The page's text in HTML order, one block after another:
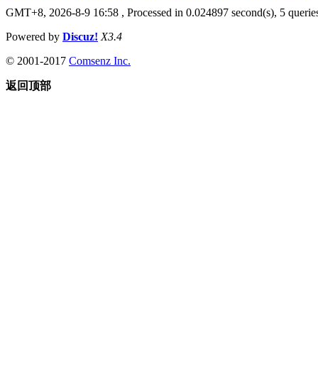
GMT+8, 2026-8-9 16:58 , Processed in 0.024897 second(s), 5
Powered by Discuz! X3.4
© 2001-2017 Comsenz Inc.
返回顶部